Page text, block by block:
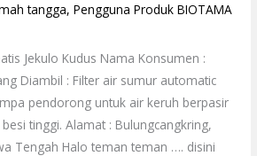
tangga,Pengguna Produk BIOTAMA
Jekulo Kudus Nama Konsumen :
Diambil : Filter air sumur automatic
pendorong untuk air keruh berpasir
tinggi. Alamat : Bulungcangkring,
Tengah Halo teman teman …. disini